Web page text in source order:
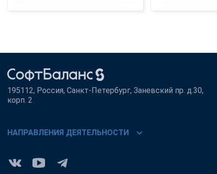
195112, Россия, Санкт-Петербург, Заневский пр. д.30,
корп. 2
НАПРАВЛЕНИЯ ДЕЯТЕЛЬНОСТИ chevron_right